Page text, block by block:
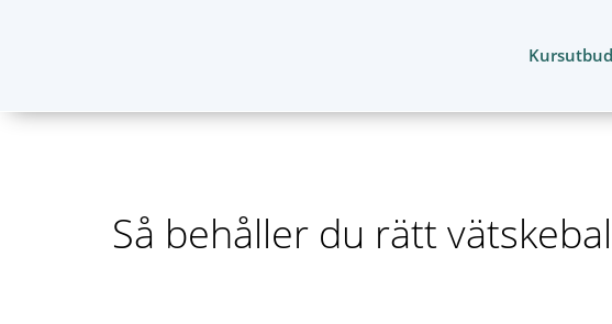
Kursutbud
Så behåller du rätt